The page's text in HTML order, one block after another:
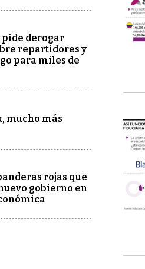
derogar
repartidores y
para miles de
mucho más
rojas que
gobierno en